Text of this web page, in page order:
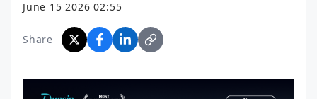
June 15 2026 02:55
Share